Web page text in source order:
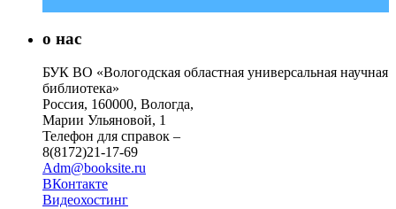
о нас
БУК ВО «Вологодская областная универсальная научная
библиотека»
Россия, 160000, Вологда,
Марии Ульяновой, 1
Телефон для справок –
8(8172)21-17-69
Adm@booksite.ru
ВКонтакте
Видеохостинг